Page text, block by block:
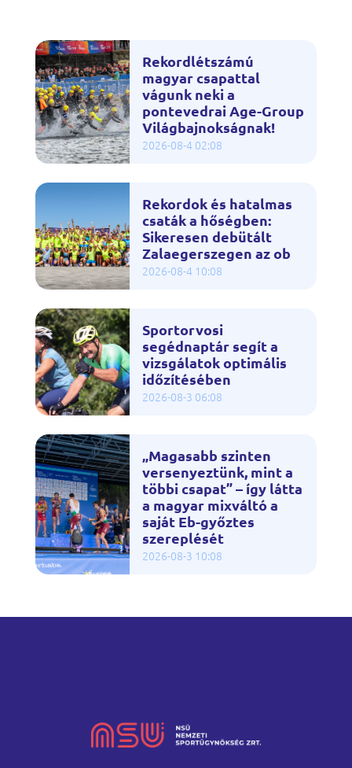
Rekordlétszámú
magyar csapattal
vágunk neki a
pontevedrai Age-Group
Világbajnokságnak!
2026-08-4 02:08
Rekordok és hatalmas
csaták a hőségben:
Sikeresen debütált
Zalaegerszegen az ob
2026-08-4 10:08
Sportorvosi
segédnaptár segít a
vizsgálatok optimális
időzítésében
2026-08-3 06:08
„Magasabb szinten
versenyeztünk, mint a
többi csapat” – így látta
a magyar mixváltó a
saját Eb-győztes
szereplését
2026-08-3 10:08